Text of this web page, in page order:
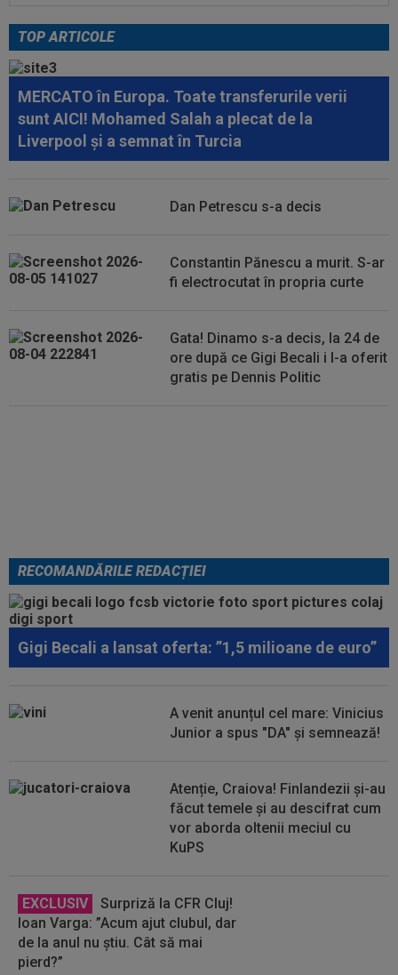
10:08
Suma uriașă care i se reține lui Cornel Dinu din
pensie, după ce a pierdut...
09:53
A venit anunțul cel mare: Vinicius Junior a spus
"DA" și semnează!
09:45
Mirel Rădoi și-a spus nemulțumirea de la
09:38
Gigi Becali a lansat oferta: ”1,5 milioane de
09:36
Atenție, Craiova! Finlandezii și-au făcut temele
și au descifrat cum vor aborda...
TOP ARTICOLE
MERCATO în Europa. Toate transferurile verii
sunt AICI! Mohamed Salah a plecat de la
Liverpool și a semnat în Turcia
Dan Petrescu s-a decis
Constantin Pănescu a murit. S-ar
fi electrocutat în propria curte
Gata! Dinamo s-a decis, la 24 de
ore după ce Gigi Becali i l-a oferit
gratis pe Dennis Politic
RECOMANDĂRILE REDACȚIEI
Gigi Becali a lansat oferta: ”1,5 milioane de euro”
A venit anunțul cel mare: Vinicius
Junior a spus "DA" și semnează!
Atenție, Craiova! Finlandezii și-au
făcut temele și au descifrat cum
vor aborda oltenii meciul cu
KuPS
EXCLUSIV
Surpriză la CFR Cluj!
Ioan Varga: ”Acum ajut clubul, dar
de la anul nu știu. Cât să mai
pierd?”